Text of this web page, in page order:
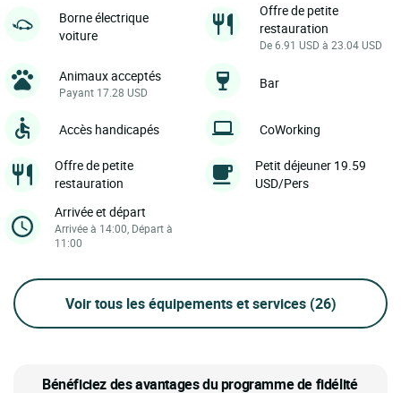
Borne électrique
voiture
Offre de petite
restauration
De 6.91 USD à 23.04 USD
Animaux acceptés
Payant 17.28 USD
Bar
Accès handicapés CoWorking
Offre de petite
restauration
Petit déjeuner 19.59
USD/Pers
Arrivée et départ
Arrivée à 14:00, Départ à
11:00
Voir tous les équipements et services (26)
Bénéficiez des avantages du programme de fidélité